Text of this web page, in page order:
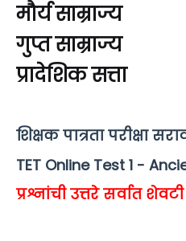
मौर्य साम्राज्य
गुप्त साम्राज्य
प्रादेशिक सत्ता
शिक्षक पात्रता परीक्षा
TET Online Test 1 -
प्रश्नांची उत्तरे सर्वात